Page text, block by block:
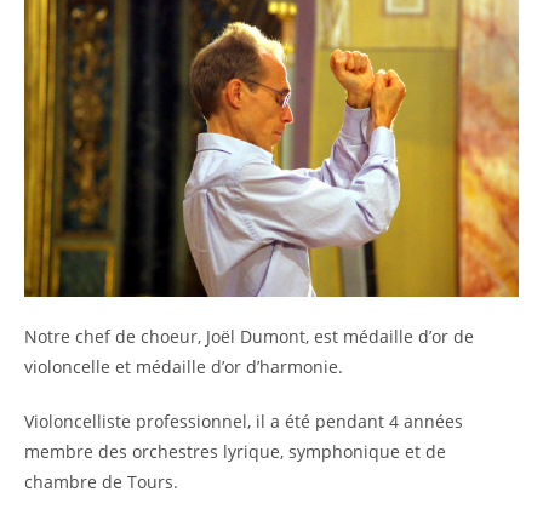
Notre chef de choeur, Joël Dumont, est médaille d’or de
violoncelle et médaille d’or d’harmonie.
Violoncelliste professionnel, il a été pendant 4 années
membre des orchestres lyrique, symphonique et de
chambre de Tours.